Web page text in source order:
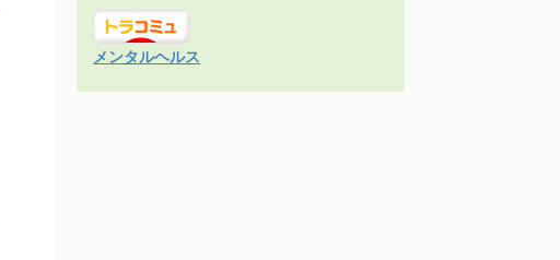
メンタルヘルス